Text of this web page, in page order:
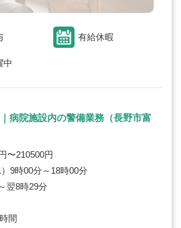
有給休暇
中
病院施設内の警備業務（長野市富
〜210500円
9時00分～18時00分
翌8時29分
間